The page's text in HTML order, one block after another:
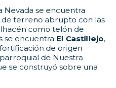
Nevada se encuentra
terreno abrupto con las
como telón de
se encuentra El Castillejo,
de origen
de Nuestra
se construyó sobre una